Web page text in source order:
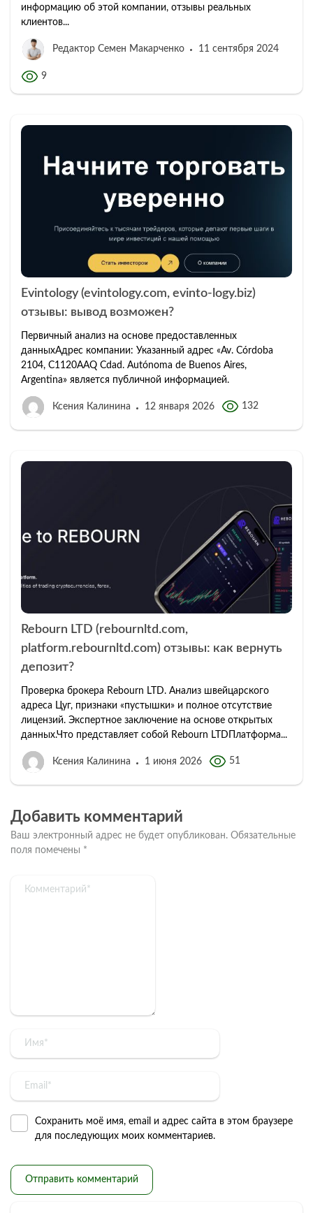
информацию об этой компании, отзывы реальных
клиентов...
Редактор Семен Макарченко 11 сентября 2024
9
Evintology (evintology.com, evinto-logy.biz)
отзывы: вывод возможен?
Первичный анализ на основе предоставленных
данныхАдрес компании: Указанный адрес «Av. Córdoba
2104, C1120AAQ Cdad. Autónoma de Buenos Aires,
Argentina» является публичной информацией.
Ксения Калинина 12 января 2026 132
Rebourn LTD (rebournltd.com,
platform.rebournltd.com) отзывы: как вернуть
депозит?
Проверка брокера Rebourn LTD. Анализ швейцарского
адреса Цуг, признаки «пустышки» и полное отсутствие
лицензий. Экспертное заключение на основе открытых
данных.Что представляет собой Rebourn LTDПлатформа...
Ксения Калинина 1 июня 2026 51
Добавить комментарий
Ваш электронный адрес не будет опубликован. Обязательные
поля помечены *
Сохранить моё имя, email и адрес сайта в этом браузере
для последующих моих комментариев.